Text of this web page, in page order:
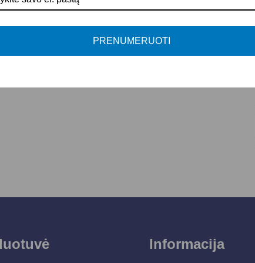
Informacija
PRENUMERUOTI